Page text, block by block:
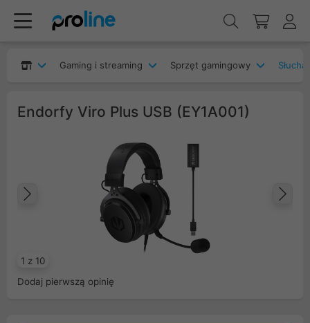
Gaming i streaming Sprzęt gamingowy
Endorfy Viro Plus USB (EY1A001)
1 z 10
Poprzedni
Dodaj pierwszą opinię